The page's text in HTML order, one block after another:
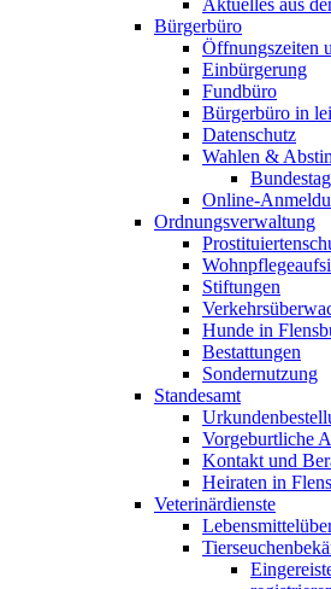
Aktuelles aus
Bürgerbüro
Öffnungszeiten
Einbürgerung
Fundbüro
Bürgerbüro in
Datenschutz
Wahlen &
Online-
Ordnungsverwaltung
Stiftungen
Hunde in
Bestattungen
Sondernutzung
Standesamt
Vorgeburtliche
Kontakt und
Heiraten in
Veterinärdienste